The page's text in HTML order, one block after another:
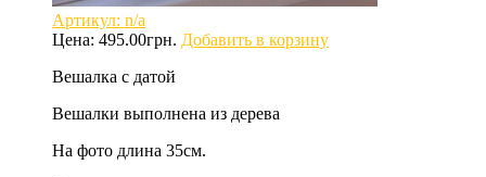
Артикул: n/a
Цена: 495.00грн. Добавить в корзину
Вешалка с датой
Вешалки выполнена из дерева
На фото длина 35см.